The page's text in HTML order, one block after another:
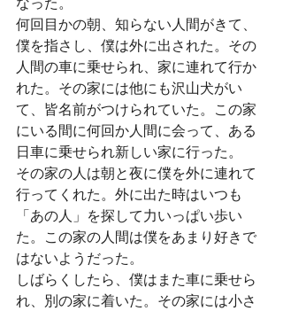
何回目かの朝、知らない人間がきて、
僕を指さし、僕は外に出された。その
人間の車に乗せられ、家に連れて行か
れた。その家には他にも沢山犬がい
て、皆名前がつけられていた。この家
にいる間に何回か人間に会って、ある
日車に乗せられ新しい家に行った。
その家の人は朝と夜に僕を外に連れて
行ってくれた。外に出た時はいつも
「あの人」を探して力いっぱい歩い
た。この家の人間は僕をあまり好きで
はないようだった。
しばらくしたら、僕はまた車に乗せら
れ、別の家に着いた。その家には小さ